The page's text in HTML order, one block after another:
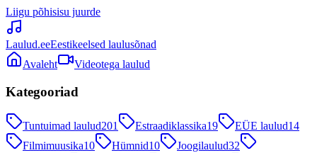
Liigu põhisisu juurde
Laulud.eeEestikeelsed laulusõnad
Avaleht
Videotega laulud
Kategooriad
Tuntuimad laulud201 Estraadiklassika19 EÜE laulud14
Filmimuusika10 Hümnid10 Joogilaulud32